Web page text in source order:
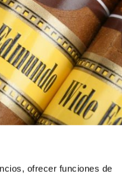
ofrecer funciones de